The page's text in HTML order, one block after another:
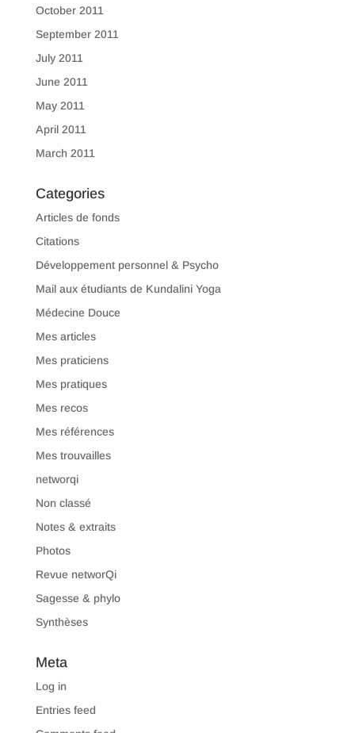
October 2011
September 2011
July 2011
June 2011
May 2011
April 2011
March 2011
Categories
Articles de fonds
Citations
Développement personnel & Psycho
Mail aux étudiants de Kundalini Yoga
Médecine Douce
Mes articles
Mes praticiens
Mes pratiques
Mes recos
Mes références
Mes trouvailles
networqi
Non classé
Notes & extraits
Photos
Revue networQi
Sagesse & phylo
Synthèses
Meta
Log in
Entries feed